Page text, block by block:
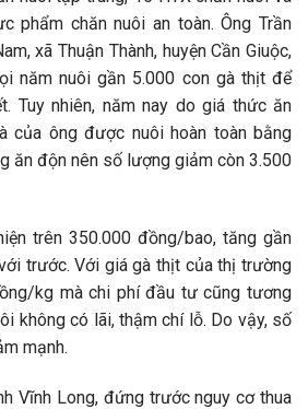
phẩm chăn nuôi an toàn. Ông Trần
xã Thuận Thành, huyện Cần Giuộc,
năm nuôi gần 5.000 con gà thịt để
Tuy nhiên, năm nay do giá thức ăn
của ông được nuôi hoàn toàn bằng
ăn độn nên số lượng giảm còn 3.500
trên 350.000 đồng/bao, tăng gần
trước. Với giá gà thịt của thị trường
kg mà chi phí đầu tư cũng tương
không có lãi, thậm chí lỗ. Do vậy, số
mạnh.
Vĩnh Long, đứng trước nguy cơ thua